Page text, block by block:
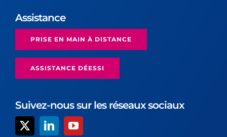
Assistance
PRISE EN MAIN À DISTANCE
ASSISTANCE DÉESSI
Suivez-nous sur les réseaux sociaux